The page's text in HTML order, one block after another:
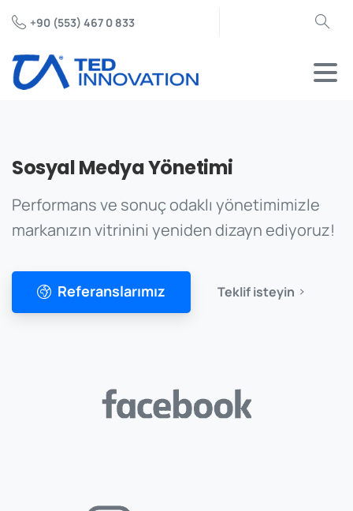
+90 (553) 467 0 833
Arama
SosyalMedyaYönetimi
Performans ve sonuç odaklı yönetimimizle
markanızın vitrinini yeniden dizayn ediyoruz!
Referanslarımız Teklif isteyin